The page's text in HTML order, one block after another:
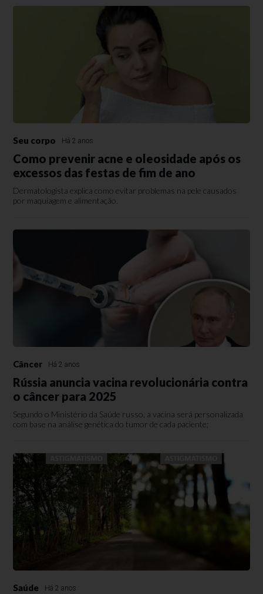
Seu corpo Há 2 anos
Como prevenir acne e oleosidade após os
excessos das festas de fim de ano
Dermatologista explica como evitar problemas na pele causados
por maquiagem e alimentação.
Câncer Há 2 anos
Rússia anuncia vacina revolucionária contra
o câncer para 2025
Segundo o Ministério da Saúde russo, a vacina será personalizada
com base na análise genética do tumor de cada paciente;
Saúde Há 2 anos